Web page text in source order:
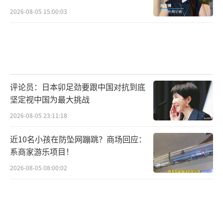
2026-08-05 15:00:03
评论员：日本卯足劲要跟中国对抗到底
坚定视中国为最大挑战
2026-08-05 23:11:18
近10名小孩在防坠网蹦跳？商场回应：
系商家游乐项目！
2026-08-05 08:00:02